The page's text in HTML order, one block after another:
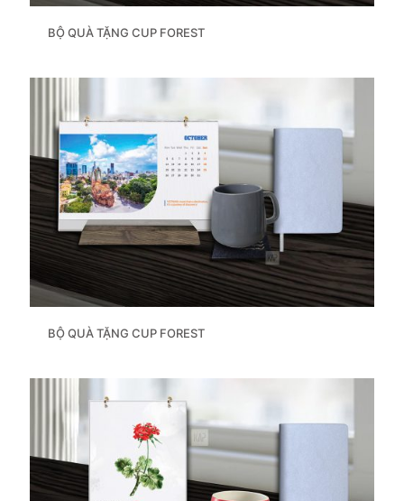
BỘ QUÀ TẶNG CUP FOREST
BỘ QUÀ TẶNG CUP FOREST